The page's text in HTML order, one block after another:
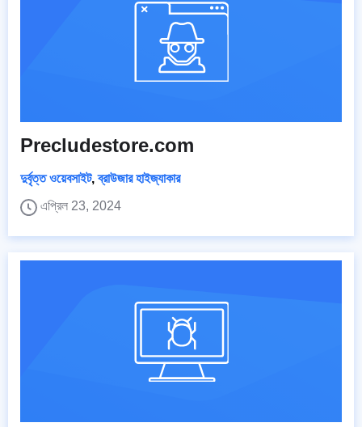
Precludestore.com
দুর্বৃত্ত ওয়েবসাইট,ব্রাউজার হাইজ্যাকার
এপ্রিল 23, 2024